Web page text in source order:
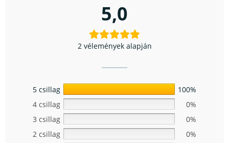
5,0
2 vélemények alapján
5 csillag
100%
4 csillag
0%
3 csillag
0%
2 csillag
0%